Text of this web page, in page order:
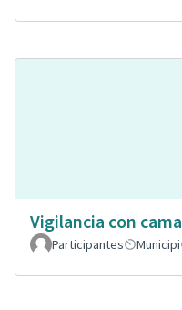
Vigilancia con
Participantes
Municipi